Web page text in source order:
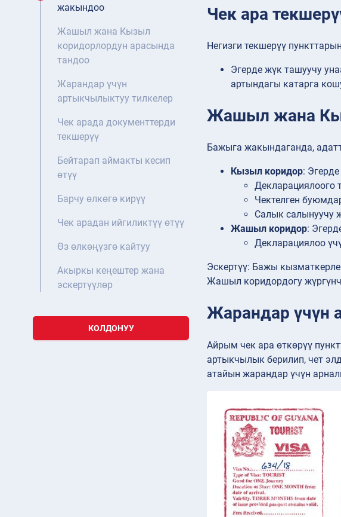
жакындоо
Жашыл жана Кызыл
коридорлордун арасында
тандоо
Жарандар үчүн
артыкчылыктуу тилкелер
Чек арада документтерди
текшерүү
Бейтарап аймакты кесип
өтүү
Барчу өлкөгө кирүү
Чек арадан ийгиликтүү өтүү
Өз өлкөңүзгө кайтуу
Акыркы кеңештер жана
эскертүүлөр
КОЛДОНУУ
Чек ара
Негизги текшерүү
Эгерде жүк ташуучу
артындагы катарга
Жашыл жана
Бажыга жакындаганда,
Кызыл коридор:
Чектелген
Салык салынуучу
Жашыл коридор:
Декларациялоо
Эскертүү: Бажы
Жашыл коридордогу
Жарандар үчүн
Айрым чек ара өткөрүү
артыкчылык берилип, чет
атайын жарандар үчүн